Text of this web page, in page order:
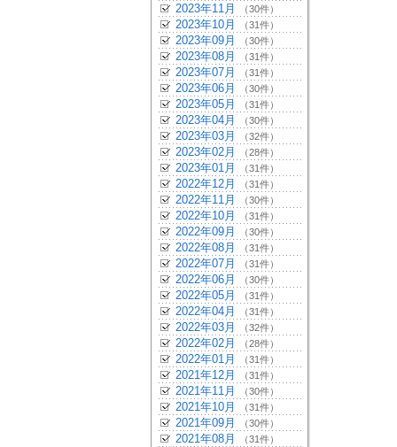
2023年11月 （30件）
2023年10月 （31件）
2023年09月 （30件）
2023年08月 （31件）
2023年07月 （31件）
2023年06月 （30件）
2023年05月 （31件）
2023年04月 （30件）
2023年03月 （32件）
2023年02月 （28件）
2023年01月 （31件）
2022年12月 （31件）
2022年11月 （30件）
2022年10月 （31件）
2022年09月 （30件）
2022年08月 （31件）
2022年07月 （31件）
2022年06月 （30件）
2022年05月 （31件）
2022年04月 （31件）
2022年03月 （32件）
2022年02月 （28件）
2022年01月 （31件）
2021年12月 （31件）
2021年11月 （30件）
2021年10月 （31件）
2021年09月 （30件）
2021年08月 （31件）